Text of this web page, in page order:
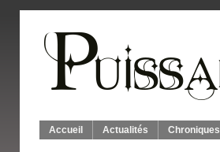
Accueil Actualités Chroniques